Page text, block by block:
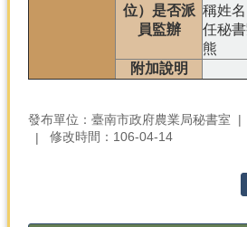
位）是否派
員監辦
稱姓
任秘
熊
附加說明
發布單位：臺南市政府農業局秘書室
修改時間：106-04-14